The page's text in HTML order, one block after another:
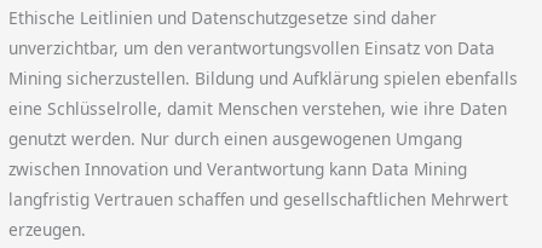
Ethische Leitlinien und Datenschutzgesetze sind daher
unverzichtbar, um den verantwortungsvollen Einsatz von Data
Mining sicherzustellen. Bildung und Aufklärung spielen ebenfalls
eine Schlüsselrolle, damit Menschen verstehen, wie ihre Daten
genutzt werden. Nur durch einen ausgewogenen Umgang
zwischen Innovation und Verantwortung kann Data Mining
langfristig Vertrauen schaffen und gesellschaftlichen Mehrwert
erzeugen.